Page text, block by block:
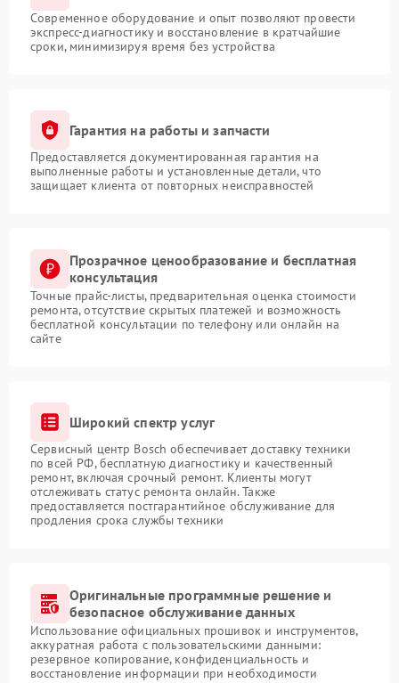
Современное оборудование и опыт позволяют провести
экспресс-диагностику и восстановление в кратчайшие
сроки, минимизируя время без устройства
Гарантия на работы и запчасти
Предоставляется документированная гарантия на
выполненные работы и установленные детали, что
защищает клиента от повторных неисправностей
Прозрачное ценообразование и бесплатная
консультация
Точные прайс-листы, предварительная оценка стоимости
ремонта, отсутствие скрытых платежей и возможность
бесплатной консультации по телефону или онлайн на
сайте
Широкий спектр услуг
Сервисный центр Bosch обеспечивает доставку техники
по всей РФ, бесплатную диагностику и качественный
ремонт, включая срочный ремонт. Клиенты могут
отслеживать статус ремонта онлайн. Также
предоставляется постгарантийное обслуживание для
продления срока службы техники
Оригинальные программные решение и
безопасное обслуживание данных
Использование официальных прошивок и инструментов,
аккуратная работа с пользовательскими данными:
резервное копирование, конфиденциальность и
восстановление информации при необходимости